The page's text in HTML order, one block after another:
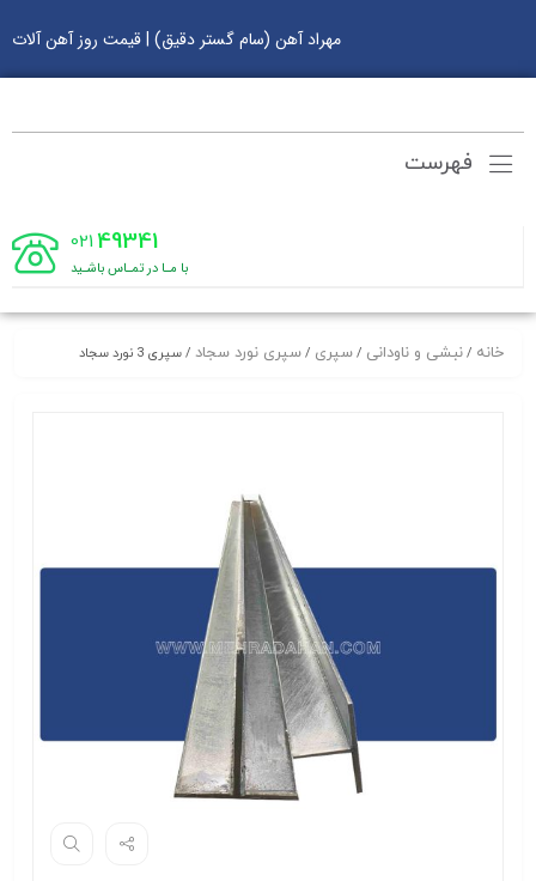
مهراد آهن (سام گستر دقیق) | قیمت روز آهن آلات
فهرست
49341
021
با مـا در تمـاس باشـید
خانه /نبشی و ناودانی /سپری /سپری نورد سجاد / سپری 3 نورد سجاد